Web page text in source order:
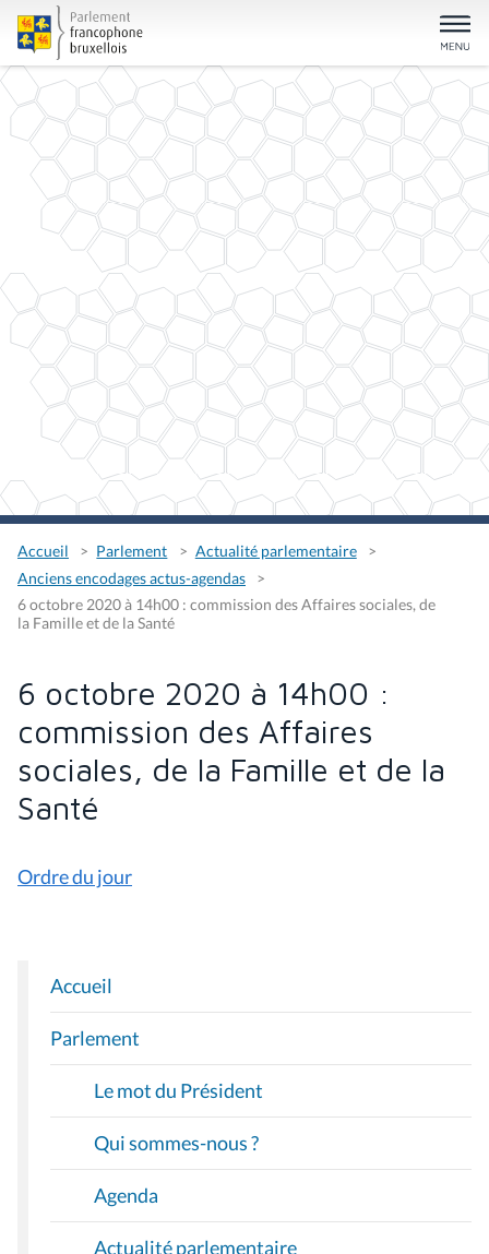
Accueil Parlement
Actualité parlementaire
Anciens encodages actus-agendas
6 octobre 2020 à 14h00 : commission des Affaires sociales, de
la Famille et de la Santé
6 octobre 2020 à 14h00 :
commission des Affaires
sociales, de la Famille et de la
Santé
Ordre du jour
N
A
V
G
T
O
Accueil
Parlement
Le mot du Président
Qui sommes-nous ?
Agenda
Actualité parlementaire